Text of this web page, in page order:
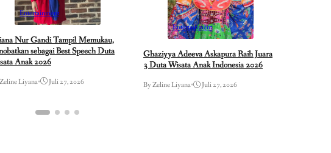
Entertainment
Nur Gandi Tampil Memukau,
sebagai Best Speech Duta
Anak 2026
Liyana• Juli 27, 2026
Entertainment
Ghaziyya Adeeva Askapura Raih Juara
3 Duta Wisata Anak Indonesia 2026
By Zeline Liyana• Juli 27, 2026